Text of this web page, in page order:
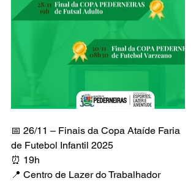
📅 26/11 – Finais da Copa Ataíde Faria
de Futebol Infantil 2025
⏰ 19h
📍 Centro de Lazer do Trabalhador